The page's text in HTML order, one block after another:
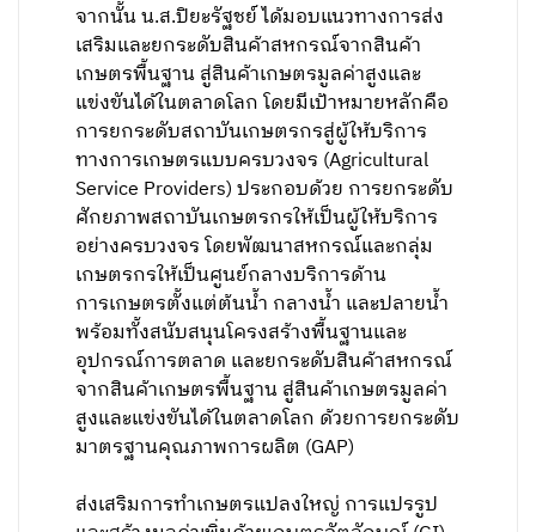
จากนั้น น.ส.ปิยะรัฐชย์ ได้มอบแนวทางการส่ง
เสริมและยกระดับสินค้าสหกรณ์จากสินค้า
เกษตรพื้นฐาน สู่สินค้าเกษตรมูลค่าสูงและ
แข่งขันได้ในตลาดโลก โดยมีเป้าหมายหลักคือ
การยกระดับสถาบันเกษตรกรสู่ผู้ให้บริการ
ทางการเกษตรแบบครบวงจร (Agricultural
Service Providers) ประกอบด้วย การยกระดับ
ศักยภาพสถาบันเกษตรกรให้เป็นผู้ให้บริการ
อย่างครบวงจร โดยพัฒนาสหกรณ์และกลุ่ม
เกษตรกรให้เป็นศูนย์กลางบริการด้าน
การเกษตรตั้งแต่ต้นน้ำ กลางน้ำ และปลายน้ำ
พร้อมทั้งสนับสนุนโครงสร้างพื้นฐานและ
อุปกรณ์การตลาด และยกระดับสินค้าสหกรณ์
จากสินค้าเกษตรพื้นฐาน สู่สินค้าเกษตรมูลค่า
สูงและแข่งขันได้ในตลาดโลก ด้วยการยกระดับ
มาตรฐานคุณภาพการผลิต (GAP)
ส่งเสริมการทำเกษตรแปลงใหญ่ การแปรรูป